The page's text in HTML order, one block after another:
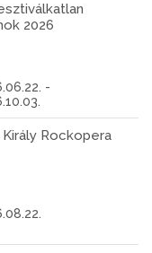
2026
-
Király Rockopera